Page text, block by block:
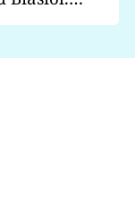
falešná a